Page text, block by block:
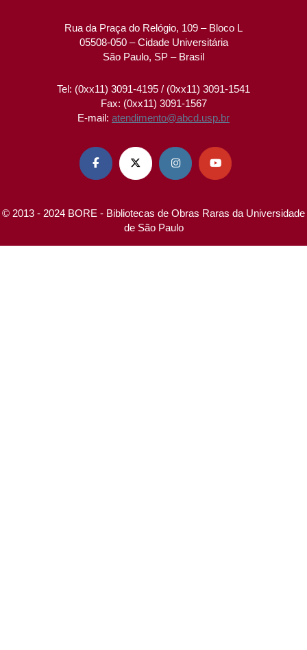
Rua da Praça do Relógio, 109 – Bloco L
05508-050 – Cidade Universitária
São Paulo, SP – Brasil
Tel: (0xx11) 3091-4195 / (0xx11) 3091-1541
Fax: (0xx11) 3091-1567
E-mail: atendimento@abcd.usp.br
   
© 2013 - 2024 BORE - Bibliotecas de Obras Raras da Universidade
de São Paulo